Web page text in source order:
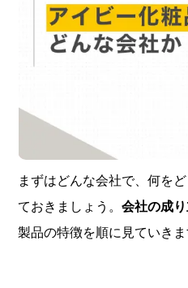
まずはどんな会社で、何を
ておきましょう。会社の成
製品の特徴を順に見ていきま